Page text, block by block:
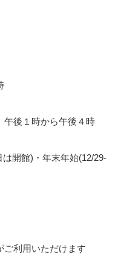
後１時から午後４時
は開館)・年末年始(12/29-
ご利用いただけます